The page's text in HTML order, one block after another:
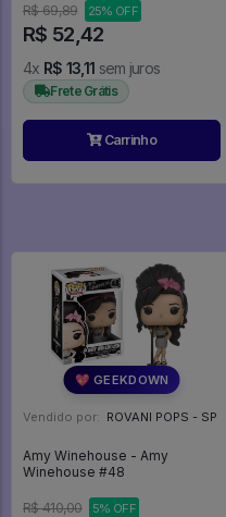
R$ 69,89 25% OFF
R$ 52,42
4x R$ 13,11 sem juros
Frete Grátis
Carrinho
💖 GEEKDOWN
Vendido por: ROVANI POPS - SP
Amy Winehouse - Amy
Winehouse #48
R$ 410,00 5% OFF